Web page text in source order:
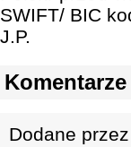
SWIFT/ BIC
J.P.
Komentarze
Dodane przez